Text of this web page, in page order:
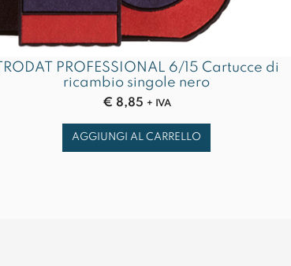
TRODAT PROFESSIONAL 6/15 Cartucce di
ricambio singole nero
€ 8,85 + IVA
AGGIUNGI AL CARRELLO